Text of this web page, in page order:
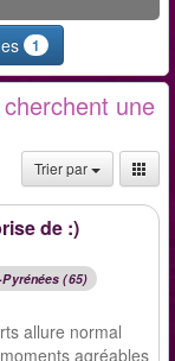
1
une
Trier par
de :)
(65)
allure normal
agréables